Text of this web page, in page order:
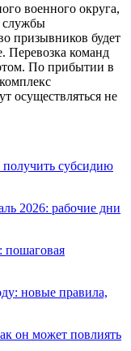
военного округа,
службы
призывников будет
Перевозка команд
По прибытии в
осуществляться не
субсидию
2026: рабочие дни
пошаговая
новые правила,
он может повлиять